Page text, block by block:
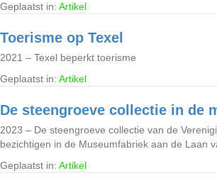
Geplaatst in: Artikel
Toerisme op Texel
2021 – Texel beperkt toerisme
Geplaatst in: Artikel
De steengroeve collectie in de
2023 – De steengroeve collectie van de
bezichtigen in de Museumfabriek aan de Laan
Geplaatst in: Artikel